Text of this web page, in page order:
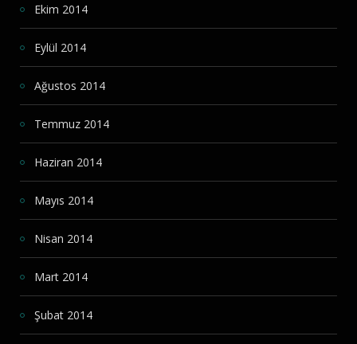
Ekim 2014
Eylül 2014
Ağustos 2014
Temmuz 2014
Haziran 2014
Mayıs 2014
Nisan 2014
Mart 2014
Şubat 2014